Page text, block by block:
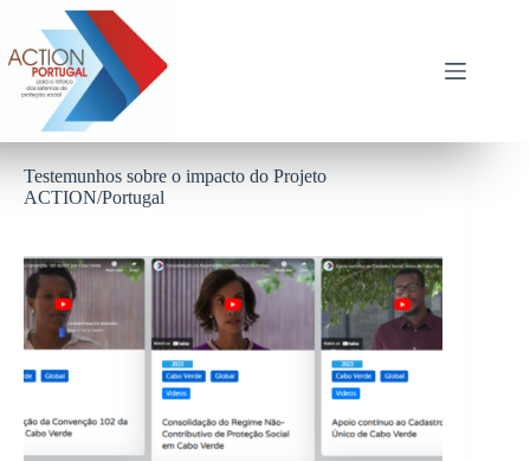
conteúdo
Testemunhos sobre o impacto do Projeto
ACTION/Portugal